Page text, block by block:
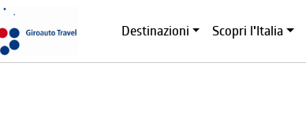
Destinazioni Scopri l'Italia